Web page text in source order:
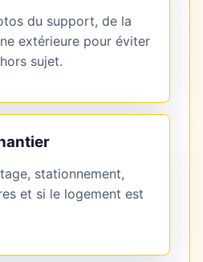
du support, de la
extérieure pour éviter
sujet.
stationnement,
et si le logement est